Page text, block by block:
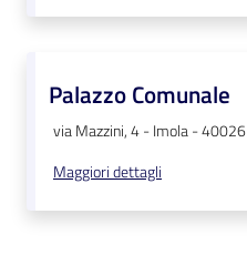
Palazzo Comunale
via Mazzini, 4 - Imola - 40026
Maggiori dettagli